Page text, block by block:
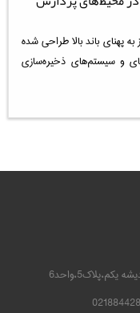
پهنای باند بالا طراحی شده
و سیستم‌های ذخیره‌سازی